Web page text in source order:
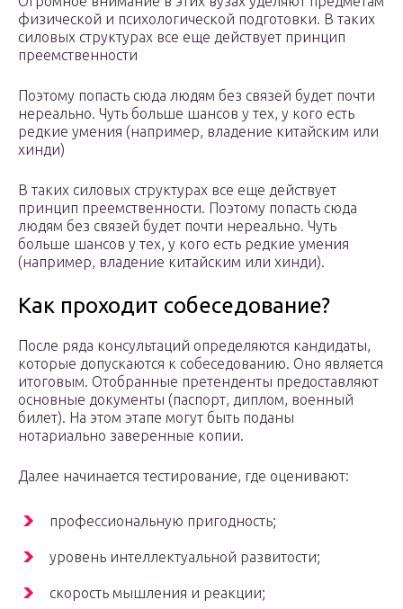
физической и психологической подготовки. В таких
силовых структурах все еще действует принцип
преемственности
Поэтому попасть сюда людям без связей будет почти
нереально. Чуть больше шансов у тех, у кого есть
редкие умения (например, владение китайским или
хинди)
В таких силовых структурах все еще действует
принцип преемственности. Поэтому попасть сюда
людям без связей будет почти нереально. Чуть
больше шансов у тех, у кого есть редкие умения
(например, владение китайским или хинди).
Как проходит собеседование?
После ряда консультаций определяются кандидаты,
которые допускаются к собеседованию. Оно является
итоговым. Отобранные претенденты предоставляют
основные документы (паспорт, диплом, военный
билет). На этом этапе могут быть поданы
нотариально заверенные копии.
Далее начинается тестирование, где оценивают:
профессиональную пригодность;
уровень интеллектуальной развитости;
скорость мышления и реакции;